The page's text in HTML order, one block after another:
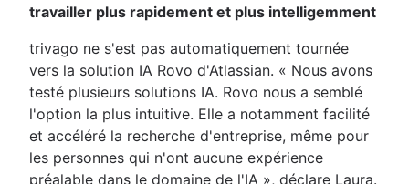
travailler plus rapidement et plus intelligemment
trivago ne s'est pas automatiquement tournée
vers la solution IA Rovo d'Atlassian. « Nous avons
testé plusieurs solutions IA. Rovo nous a semblé
l'option la plus intuitive. Elle a notamment facilité
et accéléré la recherche d'entreprise, même pour
les personnes qui n'ont aucune expérience
préalable dans le domaine de l'IA », déclare Laura.